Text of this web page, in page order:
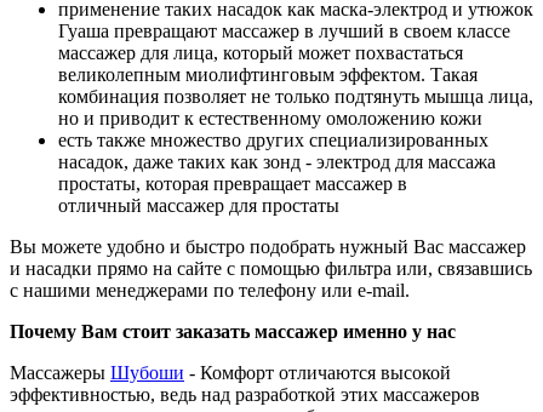
применение таких насадок как маска-электрод и утюжок
Гуаша превращают массажер в лучший в своем классе
массажер для лица, который может похвастаться
великолепным миолифтинговым эффектом. Такая
комбинация позволяет не только подтянуть мышца лица,
но и приводит к естественному омоложению кожи
есть также множество других специализированных
насадок, даже таких как зонд - электрод для массажа
простаты, которая превращает массажер в
отличный массажер для простаты
Вы можете удобно и быстро подобрать нужный Вас массажер
и насадки прямо на сайте с помощью фильтра или, связавшись
с нашими менеджерами по телефону или e-mail.
Почему Вам стоит заказать массажер именно у нас
Массажеры Шубоши - Комфорт отличаются высокой
эффективностью, ведь над разработкой этих массажеров